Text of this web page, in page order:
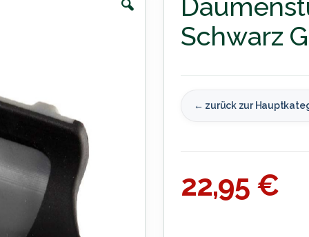
Schwarz
← zurück zur
22,95 €